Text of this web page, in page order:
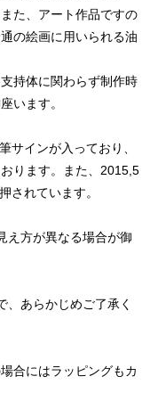
た、アート作品ですの
の絵画に用いられる油
持体に関わらず制作時
います。
サインが入っており、
ります。また、2015,5
されています。
え方が異なる場合が御
あらかじめご了承く
合にはラッピングもカ